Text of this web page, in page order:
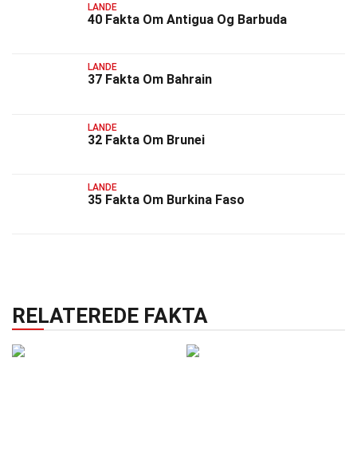
LANDE
40 Fakta Om Antigua Og Barbuda
LANDE
37 Fakta Om Bahrain
LANDE
32 Fakta Om Brunei
LANDE
35 Fakta Om Burkina Faso
RELATEREDE FAKTA